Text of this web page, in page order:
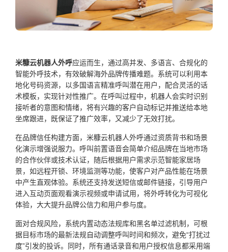
米糠云机器人外呼应运而生，通过高并发、多语言、合规化的
智能外呼技术，有效破解海外品牌传播难题。系统可以利用本
地化号码资源，以多国语言精准呼叫潜在用户，配合灵活的话
术模板，实现针对性推广。在呼叫过程中，机器人会实时识别
接听者的意图和情绪，将有兴趣的客户自动标记并推送给本地
坐席跟进，既保证了推广效率，又减少了无效打扰。
在品牌信任构建方面，米糠云机器人外呼通过资质背书和场景
化演示增强说服力。呼叫前置语音会简单介绍品牌在当地市场
的合作伙伴或技术认证，随后根据用户需求示范智能家居场
景，如远程开锁、环境监测等功能，使客户对产品性能在场景
中产生直观体验。系统还支持发送短信或邮件链接，引导用户
进入互动页面观看演示视频或申请试用，将外呼转化为可视化
体验，大大提升品牌公信力和用户参与度。
面对合规风险，系统内置动态法规库和黑名单过滤机制，可根
据目标市场的最新法规自动调整呼叫时间和频次，避免“打扰过
度”引发的投诉。同时，所有通话录音和用户授权信息都采用端